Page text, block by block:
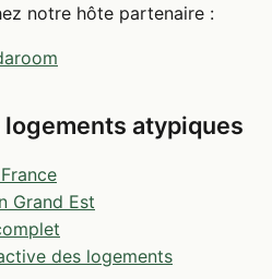
notre hôte partenaire :
atypiques
Grand Est
des logements